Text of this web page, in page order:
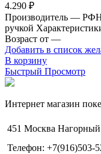
4.290 ₽
Производитель —
ручкой
Возраст от —
Добавить в список
В корзину
Быстрый Просмотр
Интернет магазин
451 Москва Нагорный
Телефон: +7(916)503-